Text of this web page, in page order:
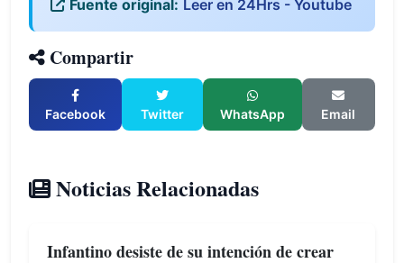
Fuente original: Leer en 24Hrs - Youtube
Compartir
Facebook Twitter WhatsApp Email
Noticias Relacionadas
Infantino desiste de su intención de crear